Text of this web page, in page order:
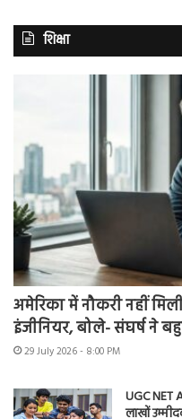
शिक्षा
अमेरिका में नौकरी नहीं
इंजीनियर, बोले- संघर्ष ने
29 July 2026 - 8:00 PM
UGC NET
लाखों